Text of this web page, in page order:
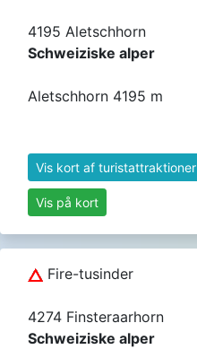
4195 Aletschhorn
Schweiziske alper
Aletschhorn 4195 m
Vis kort af turistattraktioner
Vis på kort
Fire-tusinder
4274 Finsteraarhorn
Schweiziske alper